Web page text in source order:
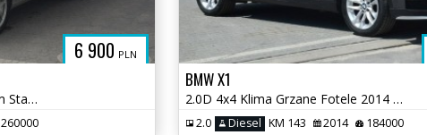
6 900 PLN
2.0D Sprawna klima 260TYS Km Stan Bardzo Dobry
260000
BMW X1
2.0D 4x4 Klima Grzane Fotele 2014 PDC Sprowadzony
2.0 Diesel KM 143 2014 184000